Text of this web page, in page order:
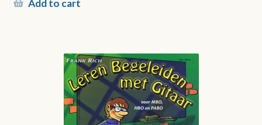
Add to cart